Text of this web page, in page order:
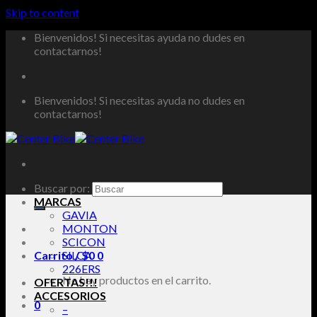
Skip to content
Bienvenidos! Si necesitas ayuda no dudes en
contactarnos!
Bienvenidos! Si necesitas ayuda no dudes en
contactarnos!
Buscar por:
Carrito /$0 0
No hay productos en el carrito.
0
MARCAS
GAVIA
MONTON
SCICON
SILCA
226ERS
OFERTAS!!!
ACCESORIOS
–